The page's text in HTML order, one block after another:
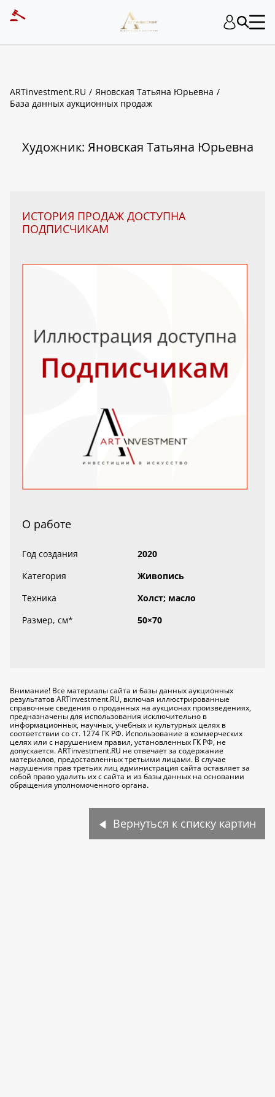
ARTinvestment.RU
Яновская Татьяна Юрьевна
База данных аукционных продаж
Художник: Яновская Татьяна Юрьевна
ИСТОРИЯ ПРОДАЖ ДОСТУПНА
ПОДПИСЧИКАМ
О работе
Год создания
2020
Категория
Живопись
Техника
Холст; масло
Размер, см* 50×70
Внимание! Все материалы сайта и базы данных аукционных
результатов ARTinvestment.RU, включая иллюстрированные
справочные сведения о проданных на аукционах произведениях,
предназначены для использования исключительно в
информационных, научных, учебных и культурных целях в
соответствии со ст. 1274 ГК РФ. Использование в коммерческих
целях или с нарушением правил, установленных ГК РФ, не
допускается. ARTinvestment.RU не отвечает за содержание
материалов, предоставленных третьими лицами. В случае
нарушения прав третьих лиц администрация сайта оставляет за
собой право удалить их с сайта и из базы данных на основании
обращения уполномоченного органа.
Вернуться к списку картин